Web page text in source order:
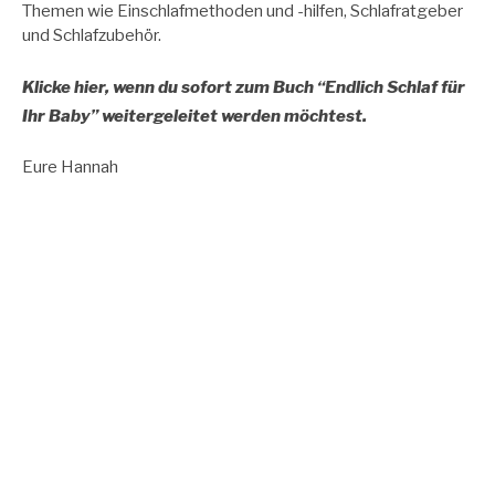
Themen wie Einschlafmethoden und -hilfen, Schlafratgeber
und Schlafzubehör.
Klicke hier, wenn du sofort zum Buch “Endlich Schlaf für
Ihr Baby” weitergeleitet werden möchtest.
Eure Hannah